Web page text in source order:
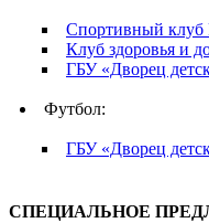
Спортивный клуб
Клуб здоровья и
ГБУ «Дворец
Футбол:
ГБУ «Дворец
СПЕЦИАЛЬНОЕ